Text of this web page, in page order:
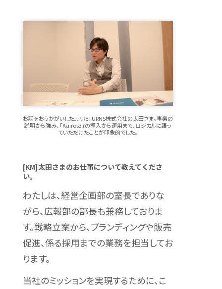
お話をおうかがいしたJ.P.RETURNS株式会社の太田さま。事業の
説明から強み、「Kairos3」の導入から運用まで、ロジカルに語っ
ていただけたことが印象的でした。
[KM]太田さまのお仕事について教えてくださ
い。
わたしは、経営企画部の室長でありな
がら、広報部の部長も兼務しておりま
す。戦略立案から、ブランディングや販売
促進、係る採用までの業務を担当してお
ります。
当社のミッションを実現するために、こ